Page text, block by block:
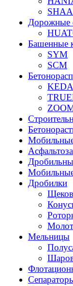
Дорожные
Башенные
SYM
SCM
Дробилки
Мельницы